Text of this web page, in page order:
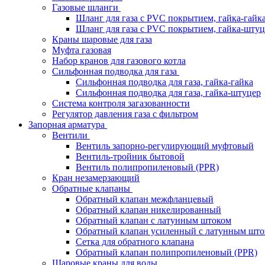
Газовые шланги
Шланг для газа с PVC покрытием, гайка-гайка
Шланг для газа с PVC покрытием, гайка-
Краны шаровые для газа
Муфта газовая
Набор кранов для газового котла
Сильфонная подводка для газа
Сильфонная подводка для газа, гайка-гайка
Сильфонная подводка для газа, гайка-штуцер
Система контроля загазованности
Регулятор давления газа с фильтром
Запорная арматура
Вентили
Вентиль запорно-регулирующий муфтовый
Вентиль-тройник бытовой
Вентиль полипропиленовый (PPR)
Кран незамерзающий
Обратные клапаны
Обратный клапан межфланцевый
Обратный клапан никелированный
Обратный клапан с латунным штоком
Обратный клапан усиленный с латунным
Сетка для обратного клапана
Обратный клапан полипропиленовый (PPR)
Шаровые краны для воды